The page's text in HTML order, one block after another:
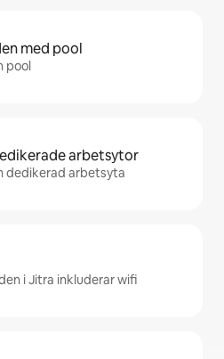
med pool
pool
arbetsytor
dedikerad arbetsyta
i Jitra inkluderar wifi